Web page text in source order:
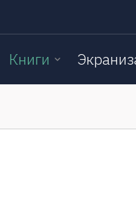
Книги